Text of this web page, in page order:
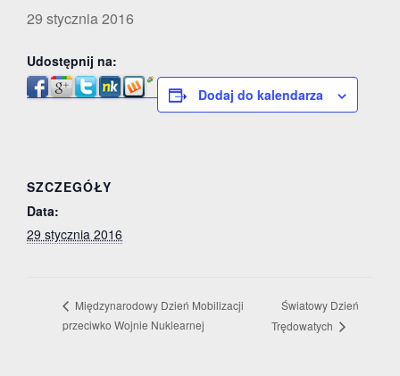
29 stycznia 2016
Udostępnij na:
Dodaj do kalendarza
SZCZEGÓŁY
Data:
29 stycznia 2016
Międzynarodowy Dzień Mobilizacji
przeciwko Wojnie Nuklearnej
Światowy Dzień
Trędowatych